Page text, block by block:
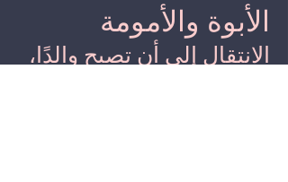
الأبوة والأمومة
الانتقال إلى أن تصبح والدًا،